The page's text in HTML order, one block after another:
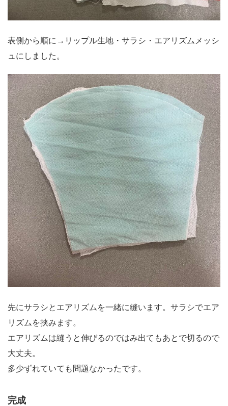
表側から順に→リップル生地・サラシ・エアリズムメッシ
ュにしました。
先にサラシとエアリズムを一緒に縫います。サラシでエア
リズムを挟みます。
エアリズムは縫うと伸びるのではみ出てもあとで切るので
大丈夫。
多少ずれていても問題なかったです。
完成